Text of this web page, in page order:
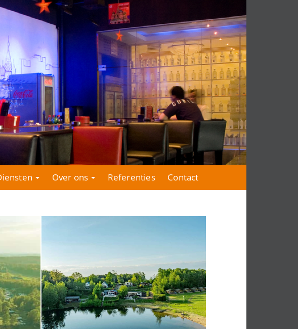
Over ons Referenties Contact